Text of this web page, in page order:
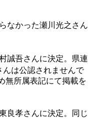
なかった瀬川光之さん
誠吾さんに決定。県連
んは公認されませんで
無所属表記にて掲載を
良孝さんに決定。同じ